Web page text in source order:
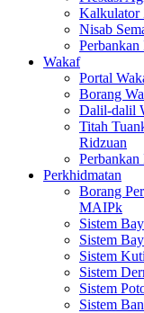
Kalkulator
Nisab
Perbankan
Wakaf
Portal
Borang
Dalil-dalil
Titah
Ridzuan
Perbankan
Perkhidmatan
Borang
MAIPk
Sistem
Sistem
Sistem
Sistem
Sistem
Sistem